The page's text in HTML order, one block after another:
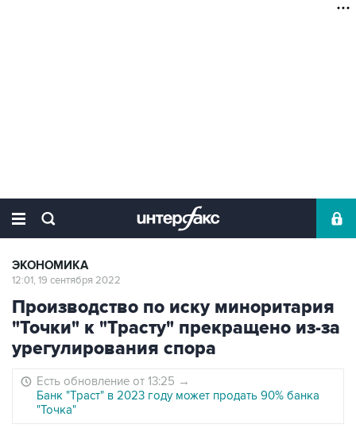
ЭКОНОМИКА
12:01, 19 сентября 2022
Производство по иску миноритария
"Точки" к "Трасту" прекращено из-за
урегулирования спора
Есть обновление от 13:25 →
Банк "Траст" в 2023 году может продать 90% банка
"Точка"